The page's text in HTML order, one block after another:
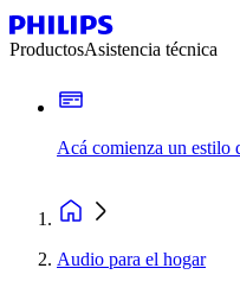
ProductosAsistencia técnica
Acá comienza un estilo
Audio para el hogar